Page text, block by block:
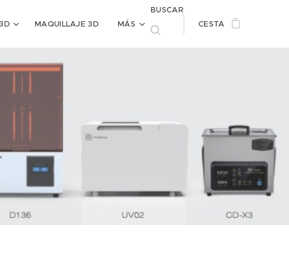
MAQUILLAJE 3D MÁS
BUSCAR
CESTA